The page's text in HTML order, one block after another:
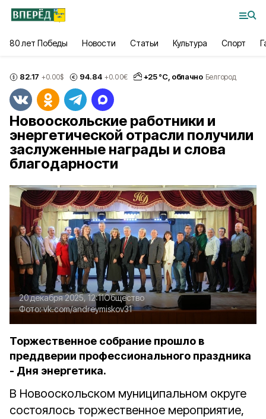
80 лет Победы Новости Статьи Культура Спорт
82.17 +0.00$ 94.84 +0.00€ +25°С, облачно Белгород
Новооскольские работники и
энергетической отрасли получили
заслуженные награды и слова
благодарности
20 декабря 2025, 12:11Общество
Фото:vk.com/andreymiskov31
Торжественное собрание прошло в
преддверии профессионального праздника
- Дня энергетика.
В Новооскольском муниципальном округе
состоялось торжественное мероприятие,